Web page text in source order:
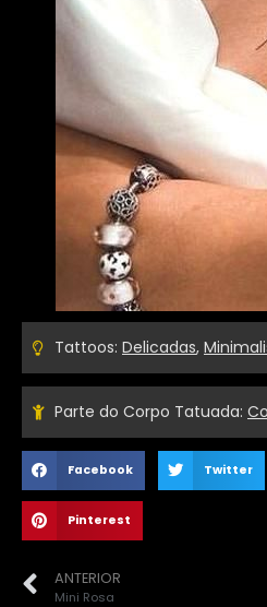
Tattoos: Delicadas,
Parte do Corpo Tatuada:
Facebook Twitter
Pinterest
ANTERIOR
Mini Rosa